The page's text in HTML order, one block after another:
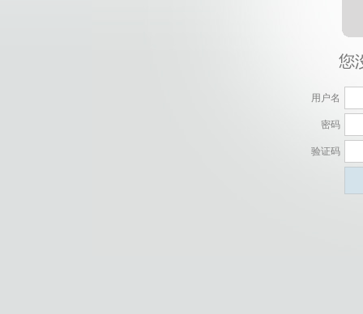
用户名
密码
验证码